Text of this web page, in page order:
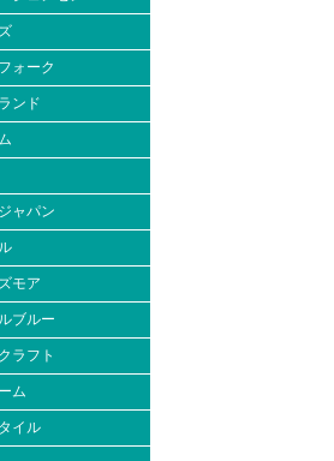
ォーク
ンド
ャパン
モア
ブルー
ラフト
ム
イル